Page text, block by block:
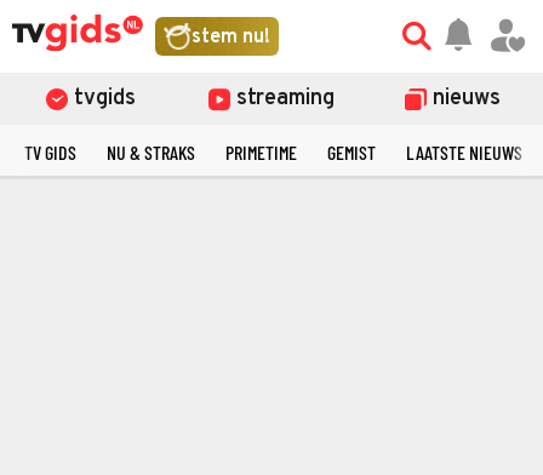
stem nu!
tvgids streaming nieuws
TV GIDS NU & STRAKS PRIMETIME GEMIST LAATSTE NIEUWS